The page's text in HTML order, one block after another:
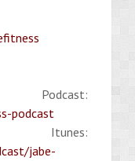
podcast
jabe-